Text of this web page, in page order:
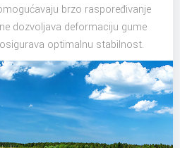
brzo raspoređivanje
dozvoljava deformaciju gume
optimalnu stabilnost.